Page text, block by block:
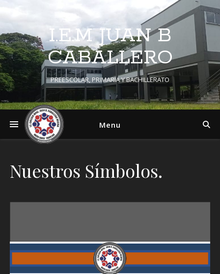
I.E.M JUAN B
CABALLERO
PREESCOLAR, PRIMARIA Y BACHILLERATO
Menu
Nuestros Símbolos.